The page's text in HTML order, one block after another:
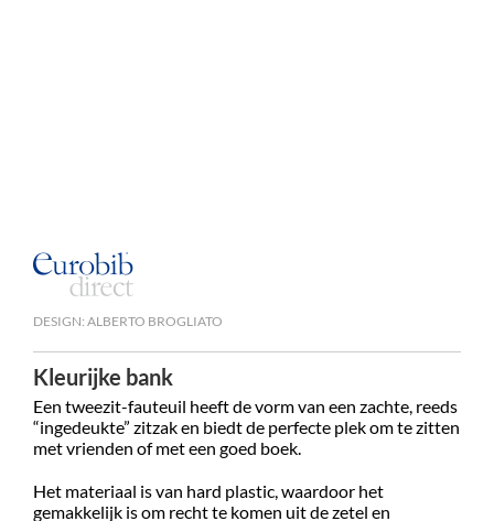
DESIGN: ALBERTO BROGLIATO
Kleurijke bank
Een tweezit-fauteuil heeft de vorm van een zachte, reeds
“ingedeukte” zitzak en biedt de perfecte plek om te zitten
met vrienden of met een goed boek.
Het materiaal is van hard plastic, waardoor het
gemakkelijk is om recht te komen uit de zetel en